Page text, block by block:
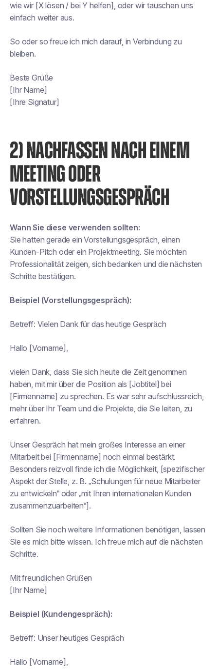
wie wir [X lösen / bei Y helfen], oder wir tauschen uns
einfach weiter aus.
So oder so freue ich mich darauf, in Verbindung zu
bleiben.
Beste Grüße
[Ihr Name]
[Ihre Signatur]
2) NACHFASSEN NACH EINEM
MEETING ODER
VORSTELLUNGSGESPRÄCH
Wann Sie diese verwenden sollten:
Sie hatten gerade ein Vorstellungsgespräch, einen
Kunden-Pitch oder ein Projektmeeting. Sie möchten
Professionalität zeigen, sich bedanken und die nächsten
Schritte bestätigen.
Beispiel (Vorstellungsgespräch):
Betreff: Vielen Dank für das heutige Gespräch
Hallo [Vorname],
vielen Dank, dass Sie sich heute die Zeit genommen
haben, mit mir über die Position als [Jobtitel] bei
[Firmenname] zu sprechen. Es war sehr aufschlussreich,
mehr über Ihr Team und die Projekte, die Sie leiten, zu
erfahren.
Unser Gespräch hat mein großes Interesse an einer
Mitarbeit bei [Firmenname] noch einmal bestärkt.
Besonders reizvoll finde ich die Möglichkeit, [spezifischer
Aspekt der Stelle, z. B. „Schulungen für neue Mitarbeiter
zu entwickeln“ oder „mit Ihren internationalen Kunden
zusammenzuarbeiten“].
Sollten Sie noch weitere Informationen benötigen, lassen
Sie es mich bitte wissen. Ich freue mich auf die nächsten
Schritte.
Mit freundlichen Grüßen
[Ihr Name]
Beispiel (Kundengespräch):
Betreff: Unser heutiges Gespräch
Hallo [Vorname],